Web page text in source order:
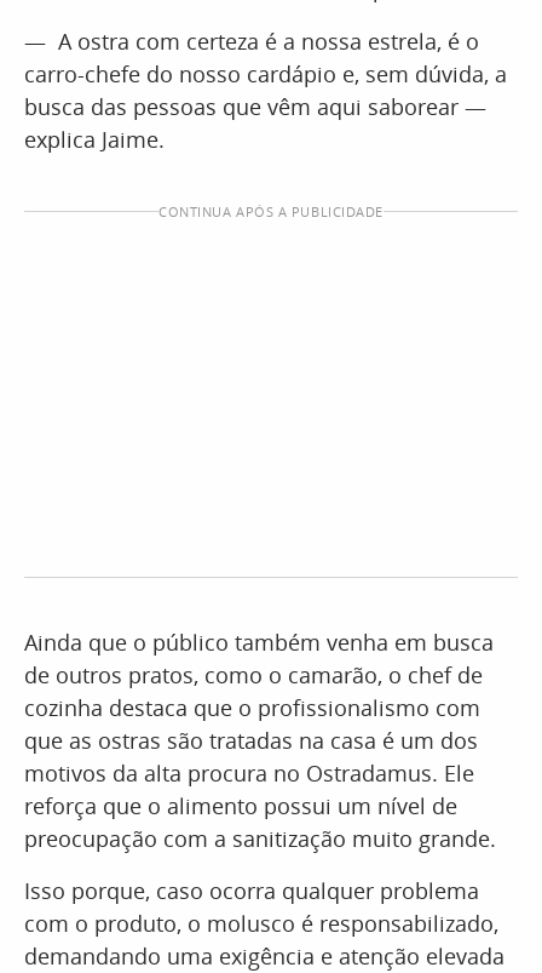
— A ostra com certeza é a nossa estrela, é o
carro-chefe do nosso cardápio e, sem dúvida, a
busca das pessoas que vêm aqui saborear —
explica Jaime.
CONTINUA APÓS A PUBLICIDADE
Ainda que o público também venha em busca
de outros pratos, como o camarão, o chef de
cozinha destaca que o profissionalismo com
que as ostras são tratadas na casa é um dos
motivos da alta procura no Ostradamus. Ele
reforça que o alimento possui um nível de
preocupação com a sanitização muito grande.
Isso porque, caso ocorra qualquer problema
com o produto, o molusco é responsabilizado,
demandando uma exigência e atenção elevada